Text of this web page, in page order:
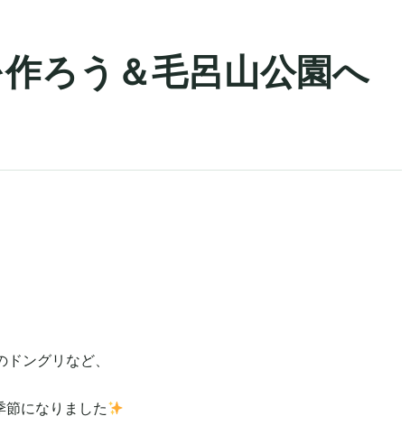
ろう＆毛呂山公園へ
ングリなど、
節になりました